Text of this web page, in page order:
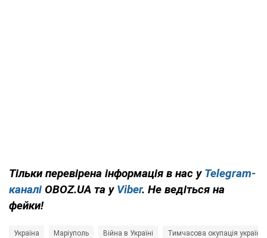
Тільки перевірена інформація в нас у Telegram-
каналі OBOZ.UA та у Viber. Не ведіться на
фейки!
Україна Маріуполь Війна в Україні Тимчасова окупація